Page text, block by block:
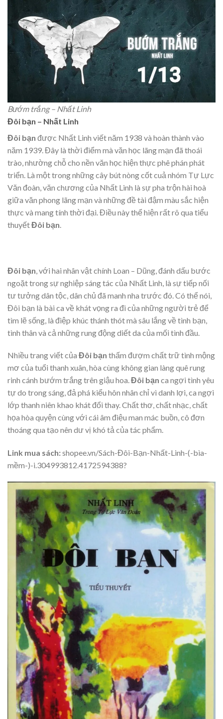
Bướm trắng – Nhất Linh
Đôi bạn – Nhất Linh
Đôi bạn được Nhất Linh viết năm 1938 và hoàn thành vào
năm 1939. Đây là thời điểm mà văn học lãng mạn đã thoái
trào, nhường chỗ cho nền văn học hiện thực phê phán phát
triển. Là một trong những cây bút nòng cốt cuả nhóm Tự Lực
Văn đoàn, văn chương của Nhất Linh là sự pha trộn hài hoà
giữa văn phong lãng mạn và những đề tài đậm màu sắc hiện
thực và mang tính thời đại. Điều này thể hiện rất rõ qua tiểu
thuyếtĐôi bạn.
Đôi bạn , với hai nhân vật chính Loan – Dũng, đánh dấu bước
ngoặt trong sự nghiệp sáng tác của Nhất Linh, là sự tiếp nối
tư tưởng dân tộc, dân chủ đã manh nha trước đó. Có thể nói,
Đôi bạn là bài ca về khát vọng ra đi của những người trẻ để
tìm lẽ sống, là điệp khúc thánh thót mà sâu lắng về tình bạn,
tình thân và cả những rung động diết da của mối tình đầu.
Nhiều trang viết của Đôi bạn thấm đượm chất trữ tình mộng
mơ của tuổi thanh xuân, hòa cùng không gian làng quê rung
rinh cánh bướm trắng trên giậu hoa.Đôi bạn ca ngợi tình yêu
tự do trong sáng, đả phá kiểu hôn nhân chỉ vì danh lợi, ca ngợi
lớp thanh niên khao khát đổi thay. Chất thơ, chất nhạc, chất
họa hòa quyện cùng với cái âm điệu man mác buồn, cô đơn
thoáng qua tạo nên dư vị khó tả của tác phẩm.
Link mua sách:shopee.vn/Sách-Đôi-Bạn-Nhất-Linh-(-bìa-
mềm-)-i.304993812.4172594388?